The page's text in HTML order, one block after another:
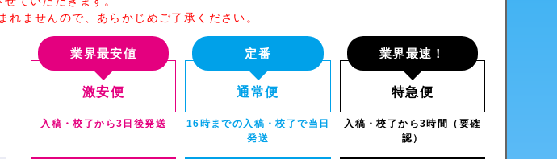
れませんので、あらかじめご了承ください。
激安便
入稿・校了から3日後発送
業界最安値
通常便
16時までの入稿・校了で当日
発送
定番
特急便
入稿・校了から3時間（要確
認）
業界最速！